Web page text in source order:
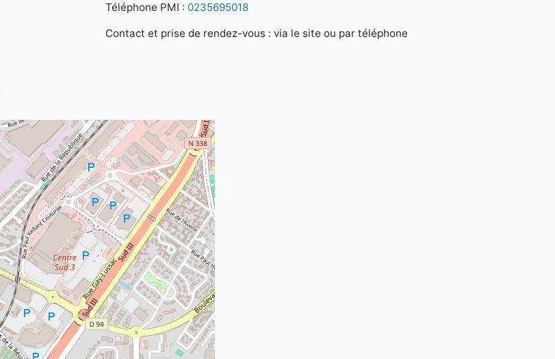
Téléphone PMI : 0235695018
Contact et prise de rendez-vous : via le site ou par téléphone